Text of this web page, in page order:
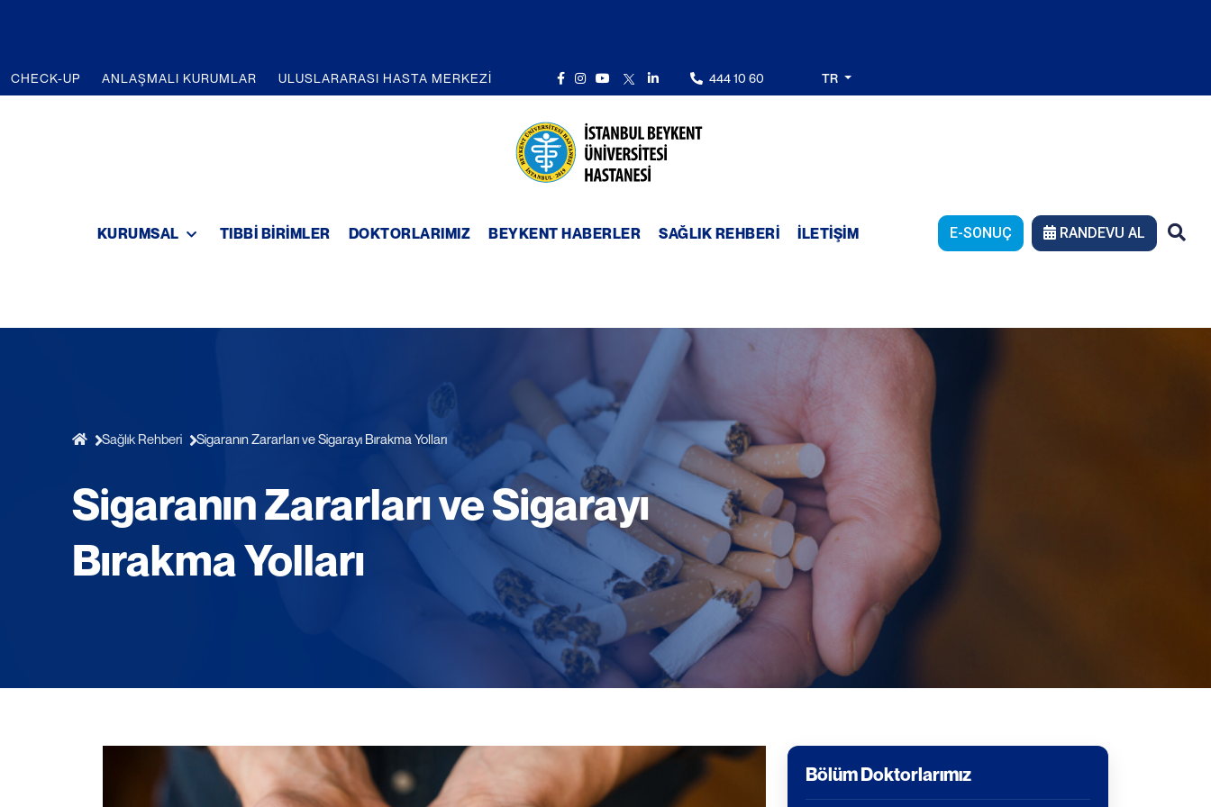
CHECK-UP ANLAŞMALI KURUMLAR ULUSLARARASI HASTA MERKEZİ 444 10 60 TR
KURUMSAL TIBBI BIRIMLER DOKTORLARIMIZ BEYKENT HABERLER SAĞLIK REHBERI İLETIŞIM E-SONUÇ RANDEVU AL
Sağlık Rehberi Sigaranın Zararları ve Sigarayı Bırakma Yolları
Sigaranın Zararları ve Sigarayı
Bırakma Yolları
Bölüm Doktorlarımız